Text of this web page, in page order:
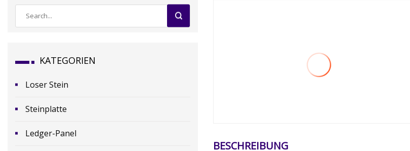
KATEGORIEN
Loser Stein
Steinplatte
Ledger-Panel
BESCHREIBUNG